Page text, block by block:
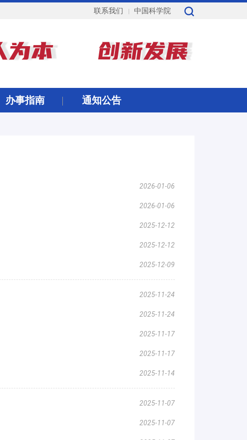
联系我们 中国科学院
办事指南 通知公告
2026-01-06
2026-01-06
2025-12-12
2025-12-12
2025-12-09
2025-11-24
2025-11-24
2025-11-17
2025-11-17
2025-11-14
2025-11-07
2025-11-07